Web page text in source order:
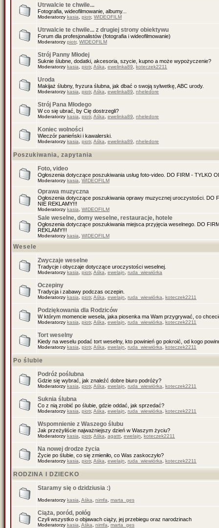
Utrwalcie te chwile...
Fotografia, wideofilmowanie, albumy...
Moderatorzy kasia piotr, WIDEOFILM
Utrwalcie te chwile... z drugiej strony obiektywu
Forum dla profesjonalistów (fotografia i wideofilmowanie)
Moderatorzy piotr, WIDEOFILM
Strój Panny Młodej
Suknie ślubne, dodatki, akcesoria, szycie, kupno a może wypożyczenie?
Moderatorzy kasia piotr, Aśka ewelinka89 koteczek2211
Uroda
Makijaż ślubny, fryzura ślubna, jak dbać o swoją sylwetkę, ABC urody.
Moderatorzy kasia piotr, Aśka ewelinka89 nheledore
Strój Pana Młodego
W co się ubrać, by Cię dostrzegli?
Moderatorzy kasia piotr, Aśka ewelinka89 nheledore
Koniec wolności
Wieczór panieński i kawalerski.
Moderatorzy kasia piotr, Aśka ewelinka89 nheledore
Poszukiwania, zapytania
Foto, video
Ogłoszenia dotyczące poszukiwania usług foto-video. DO FIRM - TYLKO
Moderatorzy kasia WIDEOFILM
Oprawa muzyczna
Ogłoszenia dotyczące poszukiwania oprawy muzycznej uroczystości. DO
NIE REKLAMY!!!
Moderatorzy kasia WIDEOFILM
Sale weselne, domy weselne, restauracje, hotele
Ogłoszenia dotyczące poszukiwania miejsca przyjęcia weselnego. DO
REKLAMY!!!
Moderatorzy kasia WIDEOFILM
Wesele
Zwyczaje weselne
Tradycje i obyczaje dotyczące uroczystości weselnej.
Moderatorzy kasia piotr, Aśka ewelajn ruda_wiewiórka
Oczepiny
Tradycja i zabawy podczas oczepin.
Moderatorzy kasia piotr, Aśka ewelajn ruda_wiewiórka koteczek2211
Podziękowania dla Rodziców
W którym momencie wesela, jaka piosenka ma Wam przygrywać, co
Moderatorzy kasia piotr, Aśka ewelajn ruda_wiewiórka koteczek2211
Tort weselny
Kiedy na weselu podać tort weselny, kto powinień go pokroić, od kogo
Moderatorzy kasia piotr, Aśka ewelajn ruda_wiewiórka koteczek2211
Po ślubie
Podróż poślubna
Gdzie się wybrać, jak znaleźć dobre biuro podróży?
Moderatorzy kasia piotr, Aśka ewelajn ruda_wiewiórka koteczek2211
Suknia ślubna
Co z nią zrobić po ślubie, gdzie oddać, jak sprzedać?
Moderatorzy kasia piotr, Aśka ewelajn ruda_wiewiórka koteczek2211
Wspomnienie z Waszego ślubu
Jak przeżyliście najważniejszy dzień w Waszym życiu?
Moderatorzy kasia piotr, Aśka agattt ewelajn koteczek2211
Na nowej drodze życia
Życie po ślubie, co się zmieniło, co Was zaskoczyło?
Moderatorzy kasia piotr, Aśka ewelajn ruda_wiewiórka koteczek2211
RODZINA I DZIECKO
Staramy się o dzidziusia :)
Moderatorzy kasia Aśka nimfa marta_ges
Ciąża, poród, połóg
Czyli wszystko o objawach ciąży, jej przebiegu oraz narodzinach
Moderatorzy kasia Aśka nimfa marta_ges